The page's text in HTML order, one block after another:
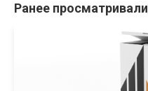
Ранее просматривали